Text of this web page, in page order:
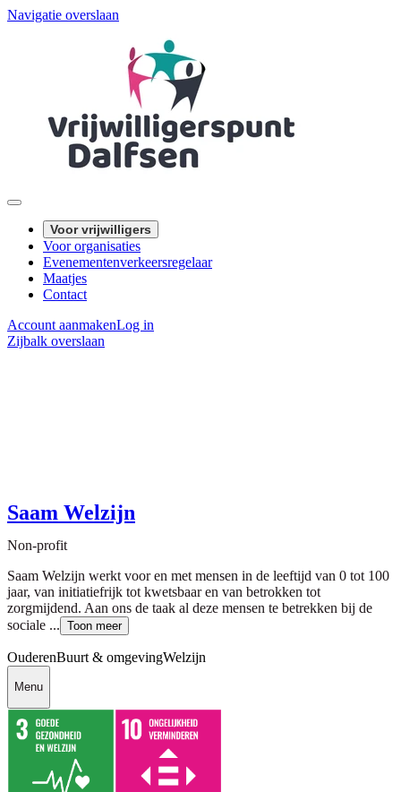
Navigatie overslaan
Voor vrijwilligers
Voor organisaties
Evenementenverkeersregelaar
Maatjes
Contact
Account aanmakenLog in
Zijbalk overslaan
Saam Welzijn
Non-profit
Saam Welzijn werkt voor en met mensen in de leeftijd van 0 tot 100
jaar, van initiatiefrijk tot kwetsbaar en van betrokken tot
zorgmijdend. Aan ons de taak al deze mensen te betrekken bij de
sociale ... Toon meer
OuderenBuurt & omgevingWelzijn
Menu